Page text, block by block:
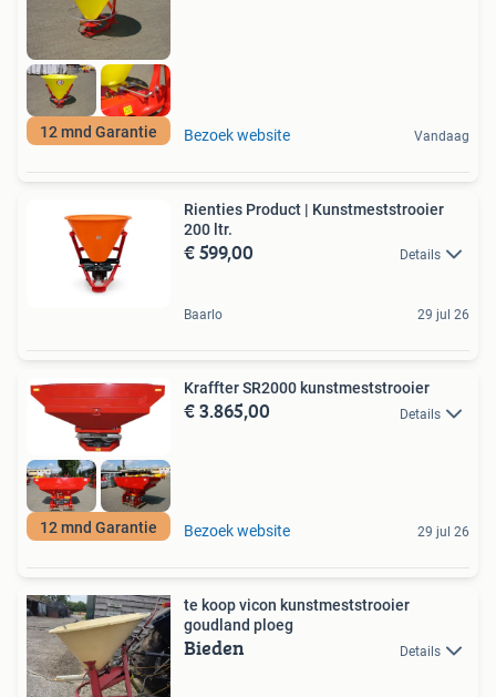
12 mnd Garantie Bezoek website Vandaag
Rienties Product | Kunstmeststrooier
200 ltr.
€ 599,00 Details
Baarlo 29 jul 26
12 mnd Garantie
Kraffter SR2000 kunstmeststrooier
€ 3.865,00 Details
Bezoek website 29 jul 26
te koop vicon kunstmeststrooier
goudland ploeg
Bieden Details